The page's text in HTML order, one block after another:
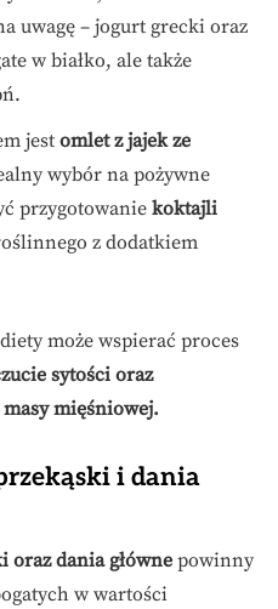
uwagę – jogurt grecki oraz
w białko, ale także
jest omlet z jajek ze
wybór na pożywne
przygotowanie koktajli
z dodatkiem
może wspierać proces
sytości oraz
mięśniowej.
i dania
oraz dania główne powinny
w wartości